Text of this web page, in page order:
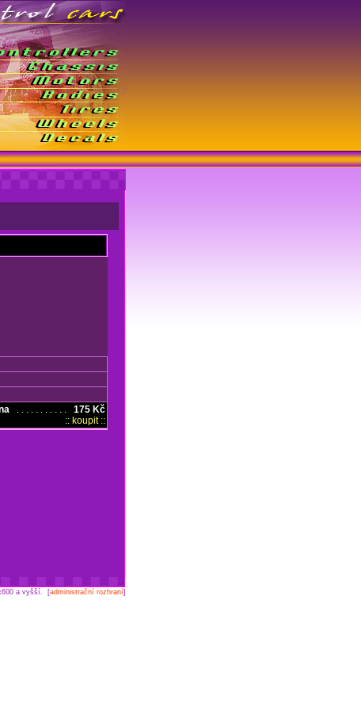
. . . . . . . . . . . 175 Kč
:: koupit ::
a vyšší. [administrační rozhraní]